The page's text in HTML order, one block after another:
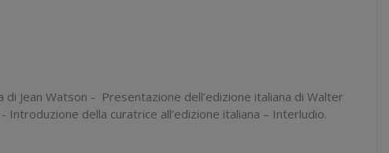
Jean Watson - Presentazione dell’edizione italiana di Walter
Introduzione della curatrice all’edizione italiana – Interludio.